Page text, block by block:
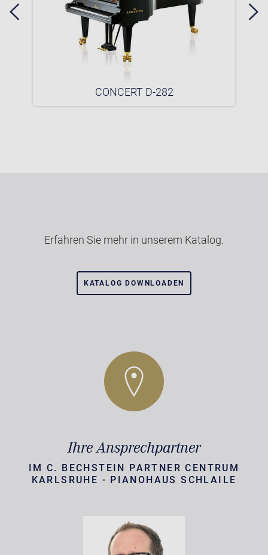
CONCERT D-282
Erfahren Sie mehr in unserem Katalog.
KATALOG DOWNLOADEN
Ihre Ansprechpartner
IM C. BECHSTEIN PARTNER CENTRUM
KARLSRUHE - PIANOHAUS SCHLAILE